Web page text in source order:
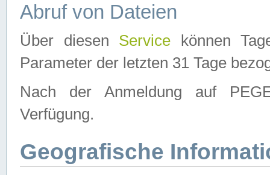
Abruf von Dateien
Über diesen Service können
Parameter der letzten 31 Tage
Nach der Anmeldung auf
Verfügung.
Geografische